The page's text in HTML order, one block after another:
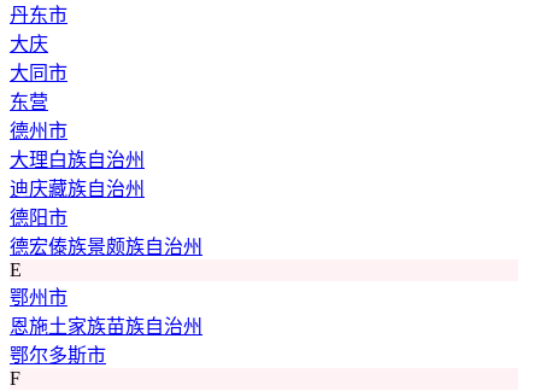
丹东市
大庆
大同市
东营
德州市
大理白族自治州
迪庆藏族自治州
德阳市
德宏傣族景颇族自治州
E
鄂州市
恩施土家族苗族自治州
鄂尔多斯市
F